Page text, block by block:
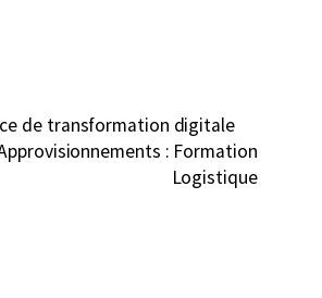
de transformation digitale
: Formation
Logistique